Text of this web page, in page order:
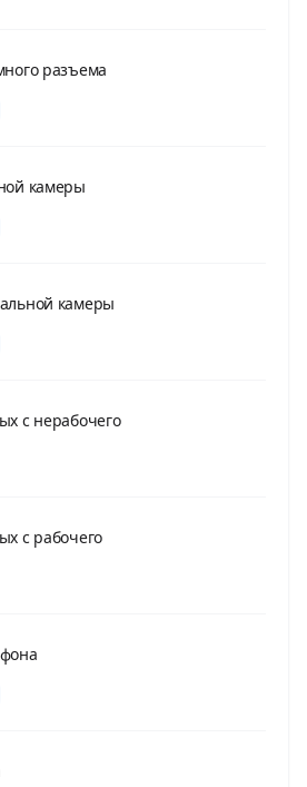
разъема
камеры
камеры
с нерабочего
с рабочего